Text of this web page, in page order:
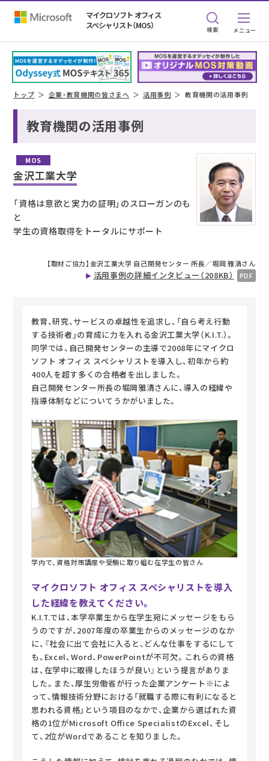
マイクロソフト オフィス
スペシャリスト（MOS）
検索
トップ 企業・教育機関の皆さまへ 活用事例 教育機関の活用事例
教育機関の活用事例
MOS
金沢工業大学
「資格は意欲と実力の証明」のスローガンのも
と
学生の資格取得をトータルにサポート
【取材ご協力】金沢工業大学 自己開発センター 所長／堀岡 雅清さん
活用事例の詳細インタビュー（208KB）
教育、研究、サービスの卓越性を追求し、「自ら考え行動
する技術者」の育成に力を入れる金沢工業大学（K.I.T.）。
同学では、自己開発センターの主導で2008年にマイクロ
ソフト オフィス スペシャリストを導入し、初年から約
400人を超す多くの合格者を出しました。
自己開発センター所長の堀岡雅清さんに、導入の経緯や
指導体制などについてうかがいました。
学内で、資格対策講座や受験に取り組む在学生の皆さん
マイクロソフト オフィス スペシャリストを導入
した経緯を教えてください。
K.I.T.では、本学卒業生から在学生宛にメッセージをもら
うのですが、2007年度の卒業生からのメッセージのなか
に、『社会に出て会社に入ると、どんな仕事をするにして
も、Excel、Word、PowerPointが不可欠。これらの資格
は、在学中に取得したほうが良い』という提言がありま
した。また、厚生労働省が行った企業アンケート※によ
って、情報技術分野における「就職する際に有利になると
思われる資格」という項目のなかで、企業から選ばれた資
格の1位がMicrosoft Office SpecialistのExcel、そし
て、2位がWordであることを知りました。